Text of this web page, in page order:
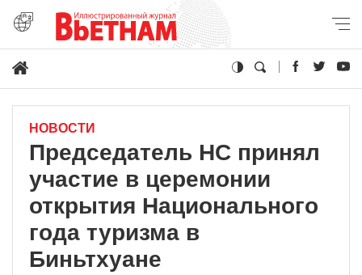
НОВОСТИ
Председатель НС принял
участие в церемонии
открытия Национального
года туризма в
Биньтхуане